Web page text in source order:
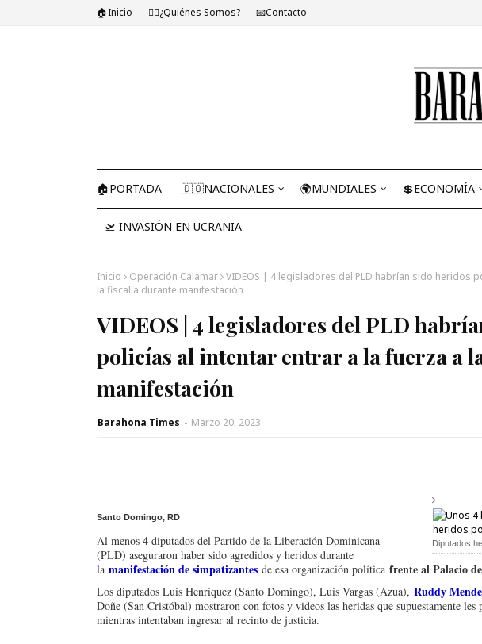
🏠Inicio 🤷‍♂️¿Quiénes Somos? 📧Contacto
🏠PORTADA 🇩🇴NACIONALES 🌍MUNDIALES 💲ECONOMÍA
🛫 INVASIÓN EN UCRANIA
Inicio Operación Calamar VIDEOS | 4 legisladores del PLD habrían sido heridos
la fiscalía durante manifestación
VIDEOS | 4 legisladores del PLD
policías al intentar entrar a la fuerza a
manifestación
Barahona Times - Marzo 20, 2023
Diputados
Santo Domingo, RD
Al menos 4 diputados del Partido de la Liberación Dominicana
(PLD) aseguraron haber sido agredidos y heridos durante
la manifestación de simpatizantes de esa organización política frente al Palacio
Los diputados Luis Henríquez (Santo Domingo), Luis Vargas (Azua), Ruddy
Doñe (San Cristóbal) mostraron con fotos y videos las heridas que supuestamente
mientras intentaban ingresar al recinto de justicia.